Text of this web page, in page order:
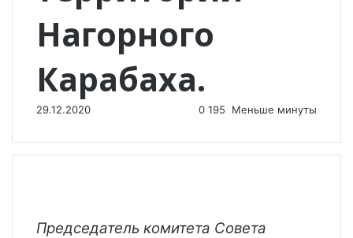
Нагорного
Карабаха.
29.12.2020 0 195 Меньше минуты
Председатель комитета Совета